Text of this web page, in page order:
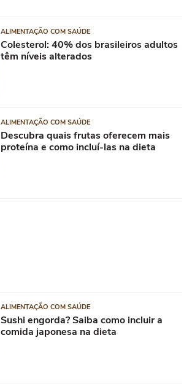
ALIMENTAÇÃO COM SAÚDE
Colesterol: 40% dos brasileiros adultos
têm níveis alterados
ALIMENTAÇÃO COM SAÚDE
Descubra quais frutas oferecem mais
proteína e como incluí-las na dieta
ALIMENTAÇÃO COM SAÚDE
Sushi engorda? Saiba como incluir a
comida japonesa na dieta